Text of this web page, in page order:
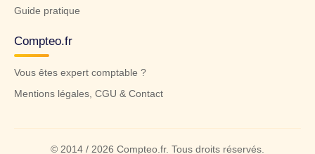
Guide pratique
Compteo.fr
Vous êtes expert comptable ?
Mentions légales, CGU & Contact
© 2014 / 2026 Compteo.fr. Tous droits réservés.